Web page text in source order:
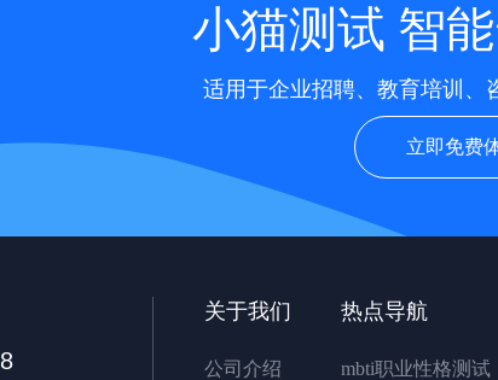
小猫测试 智
适用于企业招聘、教育培训、
立即免费
关于我们
公司介绍
热点导航
mbti职业性格测试